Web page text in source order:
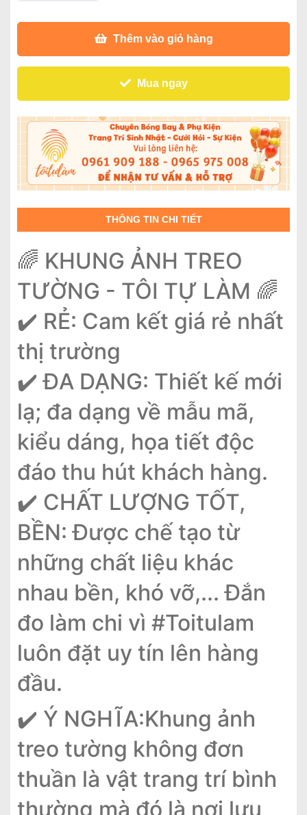
Thêm vào giỏ hàng
Mua ngay
THÔNG TIN CHI TIẾT
🌈 KHUNG ẢNH TREO
TƯỜNG - TÔI TỰ LÀM 🌈
✔️ RẺ: Cam kết giá rẻ nhất
thị trường
✔️ ĐA DẠNG: Thiết kế mới
lạ; đa dạng về mẫu mã,
kiểu dáng, họa tiết độc
đáo thu hút khách hàng.
✔️ CHẤT LƯỢNG TỐT,
BỀN: Được chế tạo từ
những chất liệu khác
nhau bền, khó vỡ,... Đắn
đo làm chi vì #Toitulam
luôn đặt uy tín lên hàng
đầu.
✔️ Ý NGHĨA:Khung ảnh
treo tường không đơn
thuần là vật trang trí bình
thường mà đó là nơi lưu